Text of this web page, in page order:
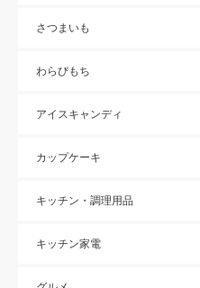
さつまいも
わらびもち
アイスキャンディ
カップケーキ
キッチン・調理用品
キッチン家電